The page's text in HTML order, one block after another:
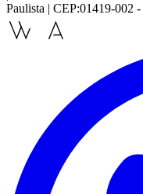
Paulista | CEP:01419-002